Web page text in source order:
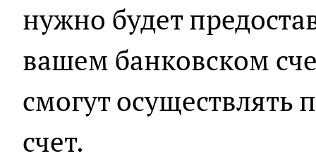
нужно будет
вашем банковском
смогут осуществлять
счет.